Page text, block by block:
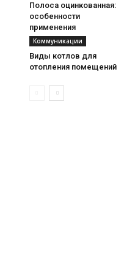
Полоса оцинкованная:
особенности
применения
Коммуникации
Виды котлов для
отопления помещений